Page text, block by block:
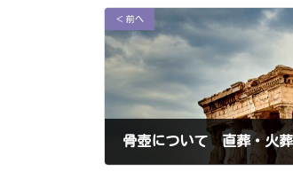
＜ 前へ